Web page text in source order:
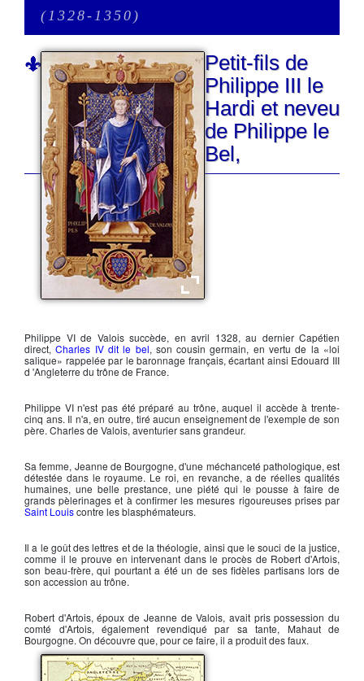
(1328-1350)
Petit-fils de
Philippe III le
Hardi et neveu
de Philippe le
Bel,
Philippe VI de Valoissuccède, en avril 1328, au dernier Capétien
direct,Charles IV dit le bel, son cousin germain, en vertu de la «loi
salique» rappelée par le baronnage français, écartant ainsi Edouard III
d 'Angleterre du trône de France.
Philippe VIn'est pas été préparé au trône, auquel il accède à trente-
cinq ans. Il n'a, en outre, tiré aucun enseignement de l'exemple de son
père. Charles de Valois, aventurier sans grandeur.
Sa femme, Jeanne de Bourgogne, d'une méchanceté pathologique, est
détestée dans le royaume. Le roi, en revanche, a de réelles qualités
humaines, une belle prestance, une piété qui le pousse à faire de
grands pèlerinages et à confirmer les mesures rigoureuses prises par
Saint Louiscontre les blasphémateurs.
Il a le goût des lettres et de la théologie, ainsi que le souci de la justice,
comme il le prouve en intervenant dans le procès de Robert d'Artois,
son beau-frère, qui pourtant a été un de ses fidèles partisans lors de
son accession au trône.
Robert d'Artois, époux de Jeanne de Valois, avait pris possession du
comté d'Artois, également revendiqué par sa tante, Mahaut de
Bourgogne. On découvre que, pour ce faire, il a produit des faux.